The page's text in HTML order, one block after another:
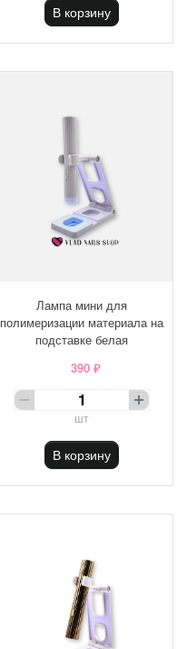
В корзину
Лампа мини для
полимеризации материала на
подставке белая
390 ₽
шт
В корзину